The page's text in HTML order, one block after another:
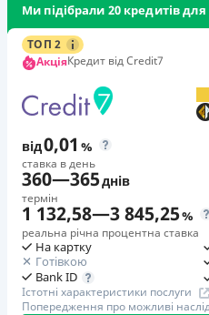
Ми підібрали 20 кредитів для
ТОП 2
АкціяКредит від Credit7
від0,01 %
ставка в день
360—365днів
термін
1 132,58—3 845,25%
реальна річна процентна ставка
На картку
Готівкою
Bank ID
Істотні характеристики послуги
Попередження про можливі